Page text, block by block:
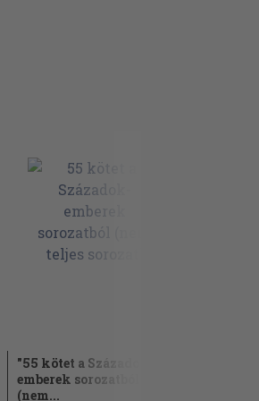
"55 kötet a Századok-
emberek sorozatból
(nem...